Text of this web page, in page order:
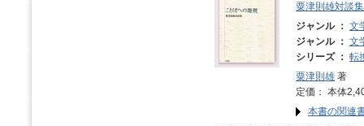
粟津則雄対談集
ジャンル ： 文
ジャンル ： 文
シリーズ ： 転
粟津則雄 著
定価： 本体
本書の関連